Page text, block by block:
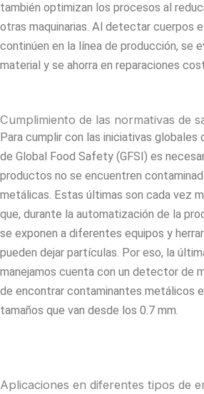
también optimizan los procesos al
otras maquinarias. Al detectar cuerpos
continúen en la línea de producción, se
material y se ahorra en reparaciones
Cumplimiento de las normativas de
Para cumplir con las iniciativas globales
de Global Food Safety (GFSI) es
productos no se encuentren
metálicas. Estas últimas son cada vez
que, durante la automatización de la
se exponen a diferentes equipos y
pueden dejar partículas. Por eso, la
manejamos cuenta con un detector de
de encontrar contaminantes metálicos
tamaños que van desde los 0.7 mm.
Aplicaciones en diferentes tipos de